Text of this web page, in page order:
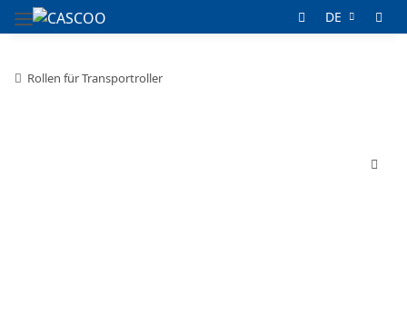
DE
Rollen für Transportroller